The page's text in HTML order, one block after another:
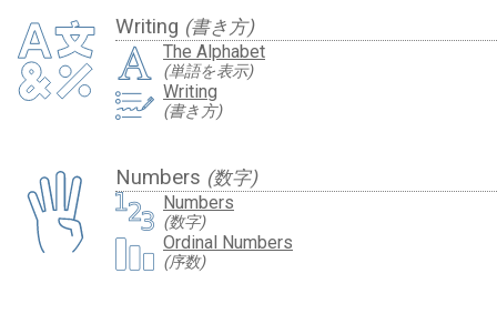
Writing (書き方)
The Alphabet
(単語を表示)
Writing
(書き方)
Numbers (数字)
Numbers
(数字)
Ordinal Numbers
(序数)